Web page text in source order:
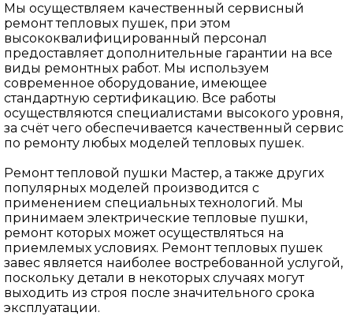
Мы осуществляем качественный сервисный
ремонт тепловых пушек, при этом
высококвалифицированный персонал
предоставляет дополнительные гарантии на все
виды ремонтных работ. Мы используем
современное оборудование, имеющее
стандартную сертификацию. Все работы
осуществляются специалистами высокого уровня,
за счёт чего обеспечивается качественный сервис
по ремонту любых моделей тепловых пушек.
Ремонт тепловой пушки Мастер, а также других
популярных моделей производится с
применением специальных технологий. Мы
принимаем электрические тепловые пушки,
ремонт которых может осуществляться на
приемлемых условиях. Ремонт тепловых пушек
завес является наиболее востребованной услугой,
поскольку детали в некоторых случаях могут
выходить из строя после значительного срока
эксплуатации.